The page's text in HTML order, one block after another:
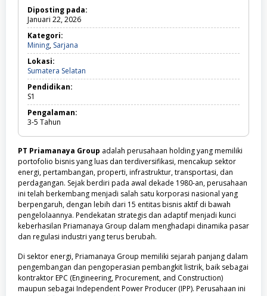
Diposting pada:
Januari 22, 2026
Kategori:
Mining, Sarjana
Sarjana
Lokasi:
Sumatera Selatan
Selatan
Pendidikan:
S1
Pengalaman:
3-5 Tahun
PT Priamanaya Group adalah perusahaan holding yang memiliki
portofolio bisnis yang luas dan terdiversifikasi, mencakup sektor
energi, pertambangan, properti, infrastruktur, transportasi, dan
perdagangan. Sejak berdiri pada awal dekade 1980-an, perusahaan
ini telah berkembang menjadi salah satu korporasi nasional yang
berpengaruh, dengan lebih dari 15 entitas bisnis aktif di bawah
pengelolaannya. Pendekatan strategis dan adaptif menjadi kunci
keberhasilan Priamanaya Group dalam menghadapi dinamika pasar
dan regulasi industri yang terus berubah.
Di sektor energi, Priamanaya Group memiliki sejarah panjang dalam
pengembangan dan pengoperasian pembangkit listrik, baik sebagai
kontraktor EPC (Engineering, Procurement, and Construction)
maupun sebagai Independent Power Producer (IPP). Perusahaan ini